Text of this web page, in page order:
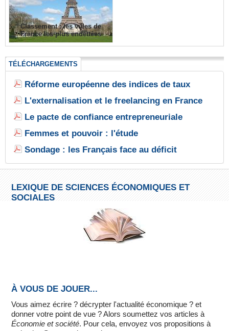
Classement : les villes de
France les plus endettées
TÉLÉCHARGEMENTS
Réforme européenne des indices de taux
L'externalisation et le freelancing en France
Le pacte de confiance entrepreneuriale
Femmes et pouvoir : l'étude
Sondage : les Français face au déficit
LEXIQUE DE SCIENCES ÉCONOMIQUES ET
SOCIALES
À VOUS DE JOUER...
Vous aimez écrire ? décrypter l'actualité économique ? et
donner votre point de vue ? Alors soumettez vos articles à
Économie et société. Pour cela, envoyez vos propositions à